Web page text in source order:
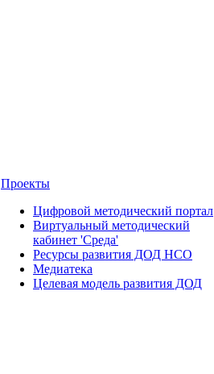
Проекты
Цифровой методический портал
Виртуальный методический
кабинет 'Среда'
Ресурсы развития ДОД НСО
Медиатека
Целевая модель развития ДОД